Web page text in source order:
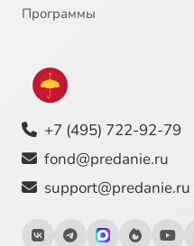
Программы
+7 (495) 722-92-79
fond@predanie.ru
support@predanie.ru